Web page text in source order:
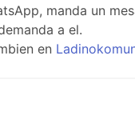
manda un
a el.
en